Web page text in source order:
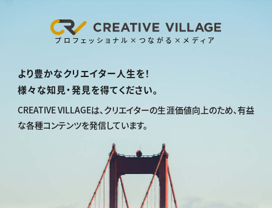
プロフェッショナル×つながる×メディア
より豊かなクリエイター人生を！
様々な知見・発見を得てください。
CREATIVE VILLAGEは、 クリエイターの生涯価値向上のため、有益
な各種コンテンツを発信しています。